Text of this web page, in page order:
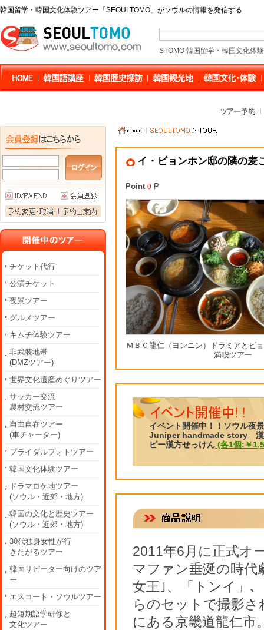
韓国留学・韓国文化体験ツアー「SEOULTOMO」がソウルの情報を発信する
STOMO 韓国留学・韓国文化体
チケット代行
公演チケット
夜景ツアー
グルメツアー
キムチ体験ツアー
非武装地帯
(DMZツアー)
世界文化遺産めぐりツアー
サッカー交流
農村交流ツアー
自由自在ツアー
(車チャーター)
プライダルフォトツアー
韓国文化体験ツアー
ドラマロケ地ツアー
(ソウル・近郊・地方)
韓国の文化と歴史ツアー
(ソウル・近郊・地方)
30代独身女性が行
きたがるツアー
韓国リピーター向けのツア
ー
エスコート・ソウルツアー
超短期語学研修と
文化ツアー
イ・ビョンホン邸の隣の麦
Point 0 P
ＭＢＣ龍仁（ヨンニン）ドラミアとビ
満喫ツアー
イベント開催中！！ソウル夜
Juniper handmade story 漢
ピー漢方せっけん (各1個:￥
2011年6月に正式オ
マファン垂涎の時代
女王｣、「トンイ」､
らのセットで撮影
にある京畿道龍仁市